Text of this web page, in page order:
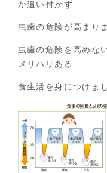
が追い付かず
虫歯の危険が高まり
虫歯の危険を高めな
メリハリある
食生活を身につけま